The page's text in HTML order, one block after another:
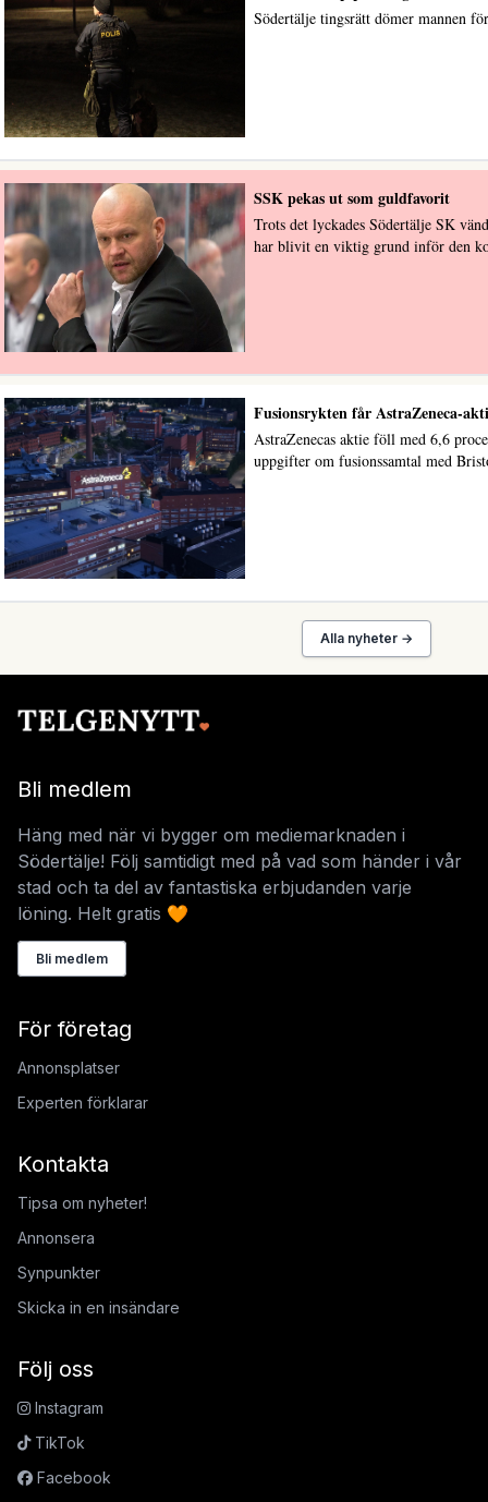
Södertälje tingsrätt dömer mannen
SSK pekas ut som guldfavorit
Trots det lyckades Södertälje SK
har blivit en viktig grund inför den
Fusionsrykten får AstraZeneca-
AstraZenecas aktie föll med 6,6
uppgifter om fusionssamtal med
Alla nyheter →
Bli medlem
Häng med när vi bygger om mediemarknaden i
Södertälje! Följ samtidigt med på vad som händer i vår
stad och ta del av fantastiska erbjudanden varje
löning. Helt gratis 🧡
Bli medlem
För företag
Annonsplatser
Experten förklarar
Kontakta
Tipsa om nyheter!
Annonsera
Synpunkter
Skicka in en insändare
Följ oss
Instagram
TikTok
Facebook